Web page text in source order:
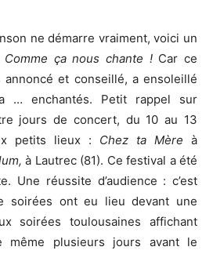
ne démarre vraiment, voici un
Comme ça nous chante !Car ce
annoncé et conseillé, a ensoleillé
… enchantés. Petit rappel sur
jours de concert, du 10 au 13
petits lieux : Chez ta Mère à
à Lautrec (81). Ce festival a été
Une réussite d’audience : c’est
soirées ont eu lieu devant une
soirées toulousaines affichant
même plusieurs jours avant le